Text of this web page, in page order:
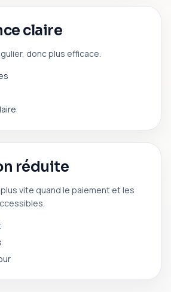
claire
donc plus efficace.
réduite
vite quand le paiement et les